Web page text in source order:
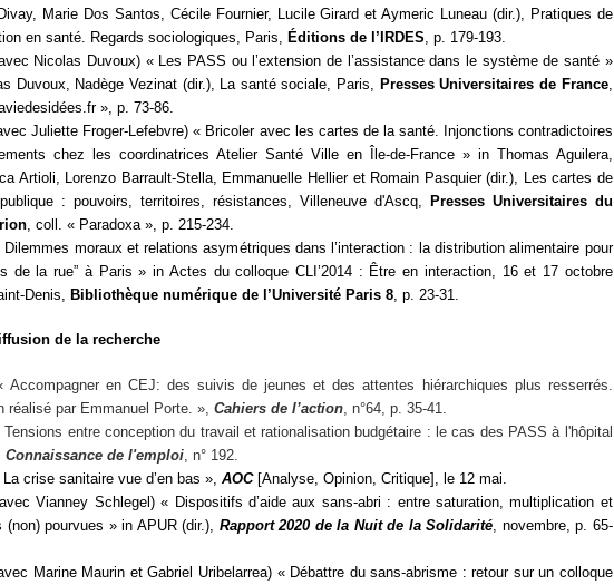
Marie Dos Santos, Cécile Fournier, Lucile Girard et Aymeric Luneau (dir.),
Pratiques de
en santé. Regards sociologiques , Paris, Éditions de l’IRDES , p. 179-193.
Nicolas Duvoux) « Les PASS ou l’extension de l’assistance dans le système de santé »
Duvoux, Nadège Vezinat (dir.), La santé sociale , Paris, Presses Universitaires de France,
», p. 73-86.
Juliette Froger-Lefebvre) « Bricoler avec les cartes de la santé. Injonctions contradictoires
chez les coordinatrices Atelier Santé Ville en Île-de-France » inThomas Aguilera,
Artioli, Lorenzo Barrault-Stella, Emmanuelle Hellier et Romain Pasquier (dir.),
Les cartes de
publique : pouvoirs, territoires, résistances, Villeneuve d'Ascq,
Presses Universitaires du
, coll. « Paradoxa », p. 215-234.
Dilemmes moraux et relations asymétriques dans l’interaction : la distribution alimentaire pour
de la rue” à Paris » in Actes du colloque CLI’2014 : Être en interaction, 16 et 17 octobre
Denis, Bibliothèque numérique de l’Université Paris 8 , p. 23-31.
de la recherche
Accompagner en CEJ: des suivis de jeunes et des attentes hiérarchiques plus resserrés.
réalisé par Emmanuel Porte. »,Cahiers de l’action , n°64, p. 35-41.
Tensions entre conception du travail et rationalisation budgétaire : le cas des PASS à l'hôpital
Connaissance de l'emploi , n° 192.
La crise sanitaire vue d’en bas »,AOC[Analyse, Opinion, Critique]
, le 12 mai.
Vianney Schlegel) « Dispositifs d’aide aux sans-abri : entre saturation, multiplication et
(non) pourvues »in APUR (dir.), Rapport 2020 de la Nuit de la Solidarité , novembre, p. 65-
Marine Maurin et Gabriel Uribelarrea) « Débattre du sans-abrisme : retour sur un colloque